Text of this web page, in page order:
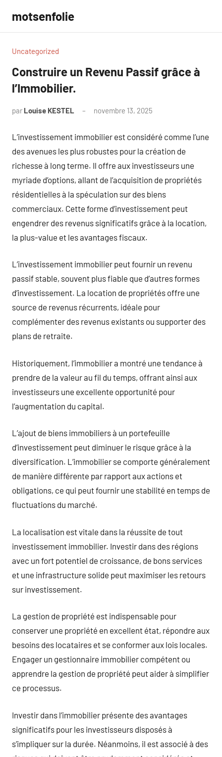
contenu
motsenfolie
Uncategorized
Construire un Revenu Passif grâce à
l’Immobilier.
par Louise KESTEL novembre 13, 2025
L’investissement immobilier est considéré comme l’une
des avenues les plus robustes pour la création de
richesse à long terme. Il offre aux investisseurs une
myriade d’options, allant de l’acquisition de propriétés
résidentielles à la spéculation sur des biens
commerciaux. Cette forme d’investissement peut
engendrer des revenus significatifs grâce à la location,
la plus-value et les avantages fiscaux.
L’investissement immobilier peut fournir un revenu
passif stable, souvent plus fiable que d’autres formes
d’investissement. La location de propriétés offre une
source de revenus récurrents, idéale pour
complémenter des revenus existants ou supporter des
plans de retraite.
Historiquement, l’immobilier a montré une tendance à
prendre de la valeur au fil du temps, offrant ainsi aux
investisseurs une excellente opportunité pour
l’augmentation du capital.
L’ajout de biens immobiliers à un portefeuille
d’investissement peut diminuer le risque grâce à la
diversification. L’immobilier se comporte généralement
de manière différente par rapport aux actions et
obligations, ce qui peut fournir une stabilité en temps de
fluctuations du marché.
La localisation est vitale dans la réussite de tout
investissement immobilier. Investir dans des régions
avec un fort potentiel de croissance, de bons services
et une infrastructure solide peut maximiser les retours
sur investissement.
La gestion de propriété est indispensable pour
conserver une propriété en excellent état, répondre aux
besoins des locataires et se conformer aux lois locales.
Engager un gestionnaire immobilier compétent ou
apprendre la gestion de propriété peut aider à simplifier
ce processus.
Investir dans l’immobilier présente des avantages
significatifs pour les investisseurs disposés à
s’impliquer sur la durée. Néanmoins, il est associé à des